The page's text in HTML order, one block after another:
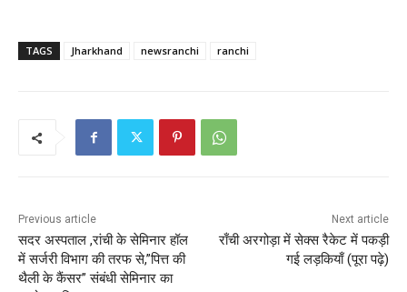
TAGS Jharkhand newsranchi ranchi
Previous article
सदर अस्पताल ,रांची के सेमिनार हॉल
में सर्जरी विभाग की तरफ से,”पित्त की
थैली के कैंसर” संबंधी सेमिनार का
Next article
राँची अरगोड़ा में सेक्स रैकेट में पकड़ी
गई लड़कियाँ (पूरा पढ़े)